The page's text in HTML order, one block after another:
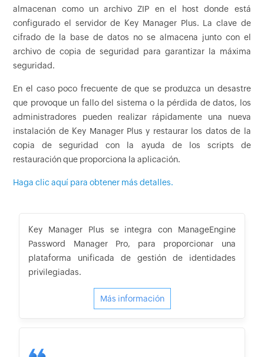
almacenan como un archivo ZIP en el host donde está
configurado el servidor de Key Manager Plus. La clave de
cifrado de la base de datos no se almacena junto con el
archivo de copia de seguridad para garantizar la máxima
seguridad.
En el caso poco frecuente de que se produzca un desastre
que provoque un fallo del sistema o la pérdida de datos, los
administradores pueden realizar rápidamente una nueva
instalación de Key Manager Plus y restaurar los datos de la
copia de seguridad con la ayuda de los scripts de
restauración que proporciona la aplicación.
Haga clic aquí para obtener más detalles.
Key Manager Plus se integra con ManageEngine
Password Manager Pro, para proporcionar una
plataforma unificada de gestión de identidades
privilegiadas.
Más información